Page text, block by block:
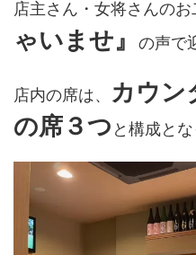
店主さん・女将さんのお
ゃいませ』
の声で
店内の席は、 カウン
の席３つ と構成とな